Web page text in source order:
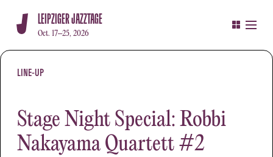
LEIPZIGER JAZZTAGE
Oct. 17–25, 2026
LINE-UP
Stage Night Special: Robbi
Nakayama Quartett #2